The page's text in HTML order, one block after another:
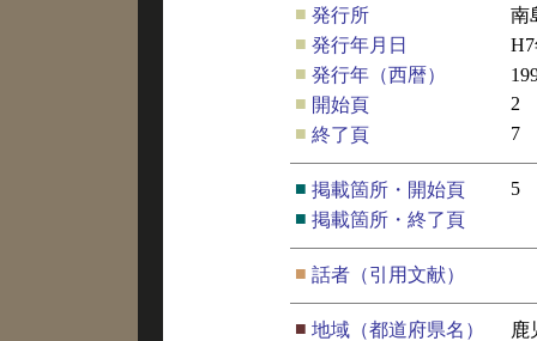
■ 発行所
南
■ 発行年月日
■ 発行年（西暦）
■ 開始頁
2
■ 終了頁 7
■ 掲載箇所・開始頁
5
■ 掲載箇所・終了頁
■ 話者（引用文献）
■ 地域（都道府県名）
鹿